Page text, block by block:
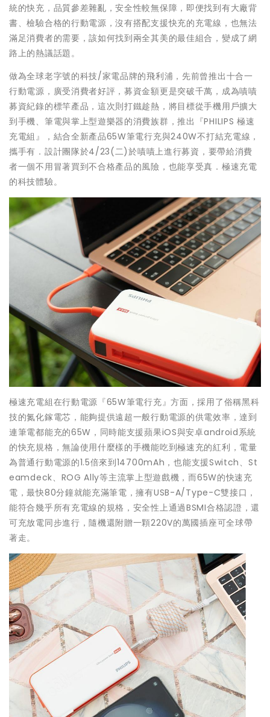
統的快充，品質參差雜亂，安全性較無保障，即便找到有大廠背
書、檢驗合格的行動電源，沒有搭配支援快充的充電線，也無法
滿足消費者的需要，該如何找到兩全其美的最佳組合，變成了網
路上的熱議話題。
做為全球老字號的科技/家電品牌的飛利浦，先前曾推出十合一
行動電源，廣受消費者好評，募資金額更是突破千萬，成為嘖嘖
募資紀錄的標竿產品，這次則打鐵趁熱，將目標從手機用戶擴大
到手機、筆電與掌上型遊樂器的消費族群，推出『PHILIPS 極速
充電組』，結合全新產品65W筆電行充與240W不打結充電線，
攜手有．設計團隊於4/23(二)於嘖嘖上進行募資，要帶給消費
者一個不用冒著買到不合格產品的風險，也能享受真．極速充電
的科技體驗。
極速充電組在行動電源『65W筆電行充』方面，採用了俗稱黑科
技的氮化鎵電芯，能夠提供遠超一般行動電源的供電效率，達到
連筆電都能充的65W，同時能支援蘋果iOS與安卓android系統
的快充規格，無論使用什麼樣的手機能吃到極速充的紅利，電量
為普通行動電源的1.5倍來到14700mAh，也能支援Switch、St
eamdeck、ROG Ally等主流掌上型遊戲機，而65W的快速充
電，最快80分鐘就能充滿筆電，擁有USB-A/Type-C雙接口，
能符合幾乎所有充電線的規格，安全性上通過BSMI合格認證，還
可充放電同步進行，隨機還附贈一顆220V的萬國插座可全球帶
著走。